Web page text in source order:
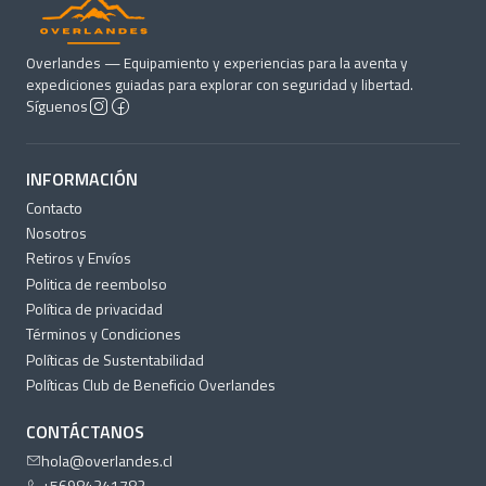
Altura: 3 cm
Peso: 149 grs
Overlandes — Equipamiento y experiencias para la aventa y
expediciones guiadas para explorar con seguridad y libertad.
Síguenos
INFORMACIÓN
Contacto
Nosotros
Retiros y Envíos
Politica de reembolso
Política de privacidad
Términos y Condiciones
Políticas de Sustentabilidad
Políticas Club de Beneficio Overlandes
CONTÁCTANOS
hola@overlandes.cl